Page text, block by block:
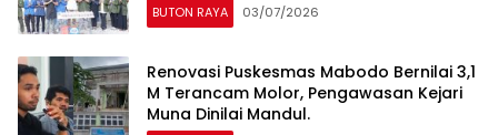
BUTON RAYA 03/07/2026
Renovasi Puskesmas Mabodo Bernilai 3,1
M Terancam Molor, Pengawasan Kejari
Muna Dinilai Mandul.